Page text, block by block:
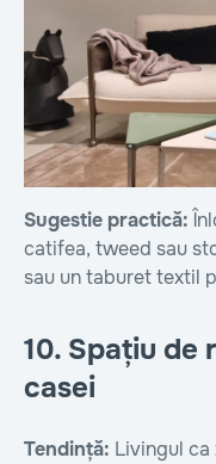
Sugestie practică:
catifea, tweed sau
sau un taburet textil
10. Spațiu de
casei
Tendință: Livingul